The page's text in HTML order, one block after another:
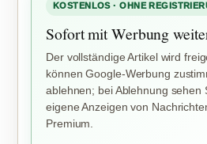
KOSTENLOS · OHNE
Sofort mit Werbung
Der vollständige Artikel wird
können Google-Werbung
ablehnen; bei Ablehnung sehen
eigene Anzeigen von
Premium.